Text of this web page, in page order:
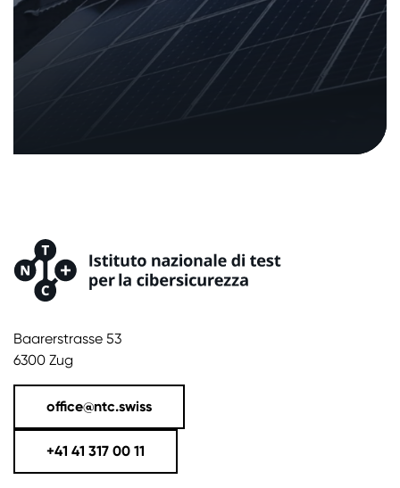
Baarerstrasse 53
6300 Zug
office@ntc.swiss
+41 41 317 00 11